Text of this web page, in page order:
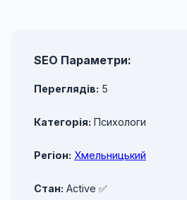
SEO Параметри:
Переглядів: 5
Категорія: Психологи
Регіон: Хмельницький
Стан: Active ✅